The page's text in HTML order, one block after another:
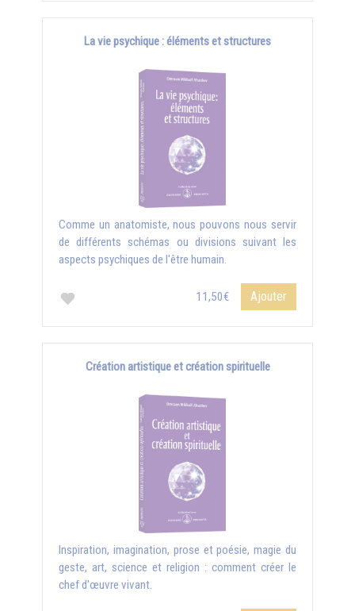
La vie psychique : éléments et structures
Comme un anatomiste, nous pouvons nous servir
de différents schémas ou divisions suivant les
aspects psychiques de l'être humain.
11,50€ Ajouter
Création artistique et création spirituelle
Inspiration, imagination, prose et poésie, magie du
geste, art, science et religion : comment créer le
chef d'œuvre vivant.